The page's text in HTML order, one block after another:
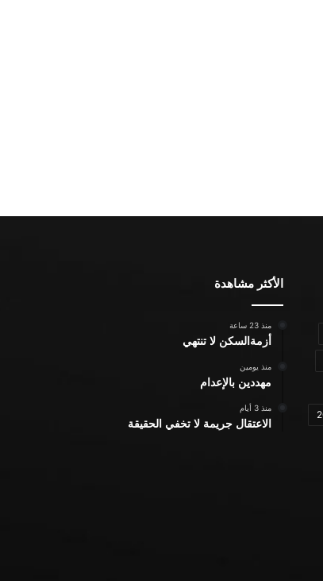
الأكثر مشاهدة
منذ 23 ساعة
أزمةالسكن لا تنتهي
منذ يومين
مهددين بالإعدام
منذ 3 أيام
الاعتقال جريمة لا تخفي الحقيقة